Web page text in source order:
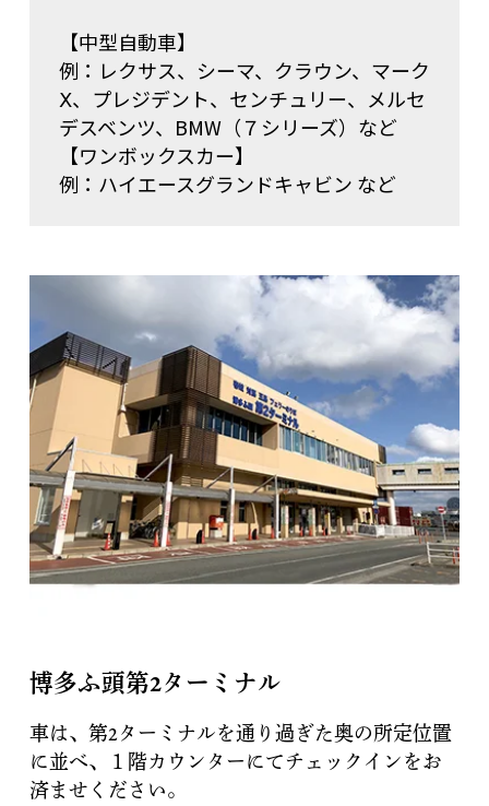
【中型自動車】
例：レクサス、シーマ、クラウン、マーク
Ⅹ、プレジデント、センチュリー、メルセ
デスベンツ、BMW（７シリーズ）など
【ワンボックスカー】
例：ハイエースグランドキャビン など
博多ふ頭第2ターミナル
車は、第2ターミナルを通り過ぎた奥の所定位置
に並べ、１階カウンターにてチェックインをお
済ませください。